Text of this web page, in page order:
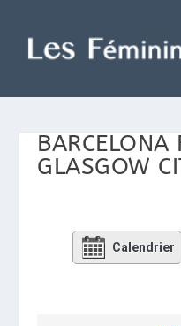
BARCELONA
GLASGOW
Calendrier